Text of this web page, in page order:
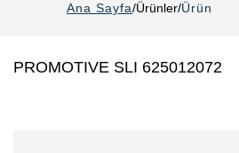
Ana Sayfa Ürünler Ürün
PROMOTIVE SLI 625012072